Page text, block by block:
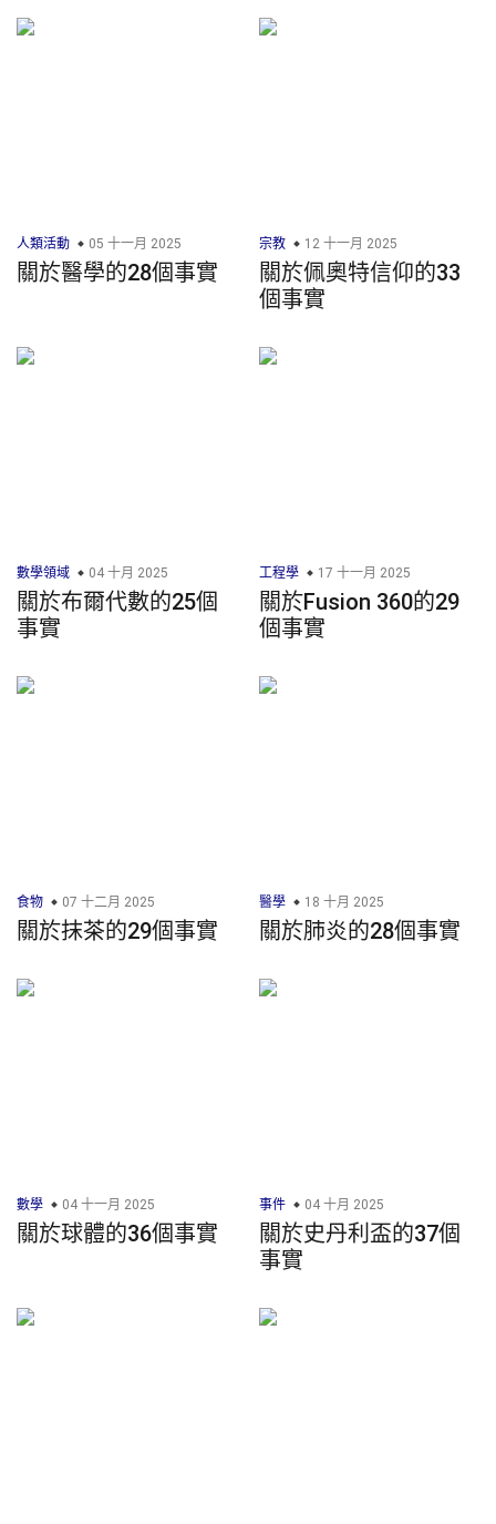
人類活動 05 十一月 2025
關於醫學的28個事實
宗教 12 十一月 2025
關於佩奧特信仰的33
個事實
數學領域 04 十月 2025
關於布爾代數的25個
事實
工程學 17 十一月 2025
關於Fusion 360的29
個事實
食物 07 十二月 2025
關於抹茶的29個事實
醫學 18 十月 2025
關於肺炎的28個事實
數學 04 十一月 2025
關於球體的36個事實
事件 04 十月 2025
關於史丹利盃的37個
事實